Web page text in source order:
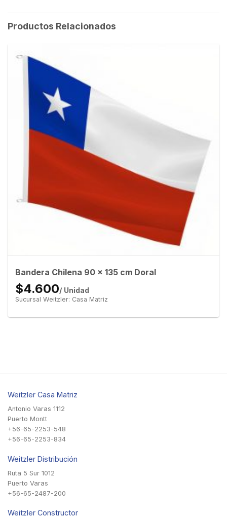
Productos Relacionados
Bandera Chilena 90 x 135 cm Doral
$4.600/ Unidad
Sucursal Weitzler: Casa Matriz
Weitzler Casa Matriz
Antonio Varas 1112
Puerto Montt
+56-65-2253-548
+56-65-2253-834
Weitzler Distribución
Ruta 5 Sur 1012
Puerto Varas
+56-65-2487-200
Weitzler Constructor